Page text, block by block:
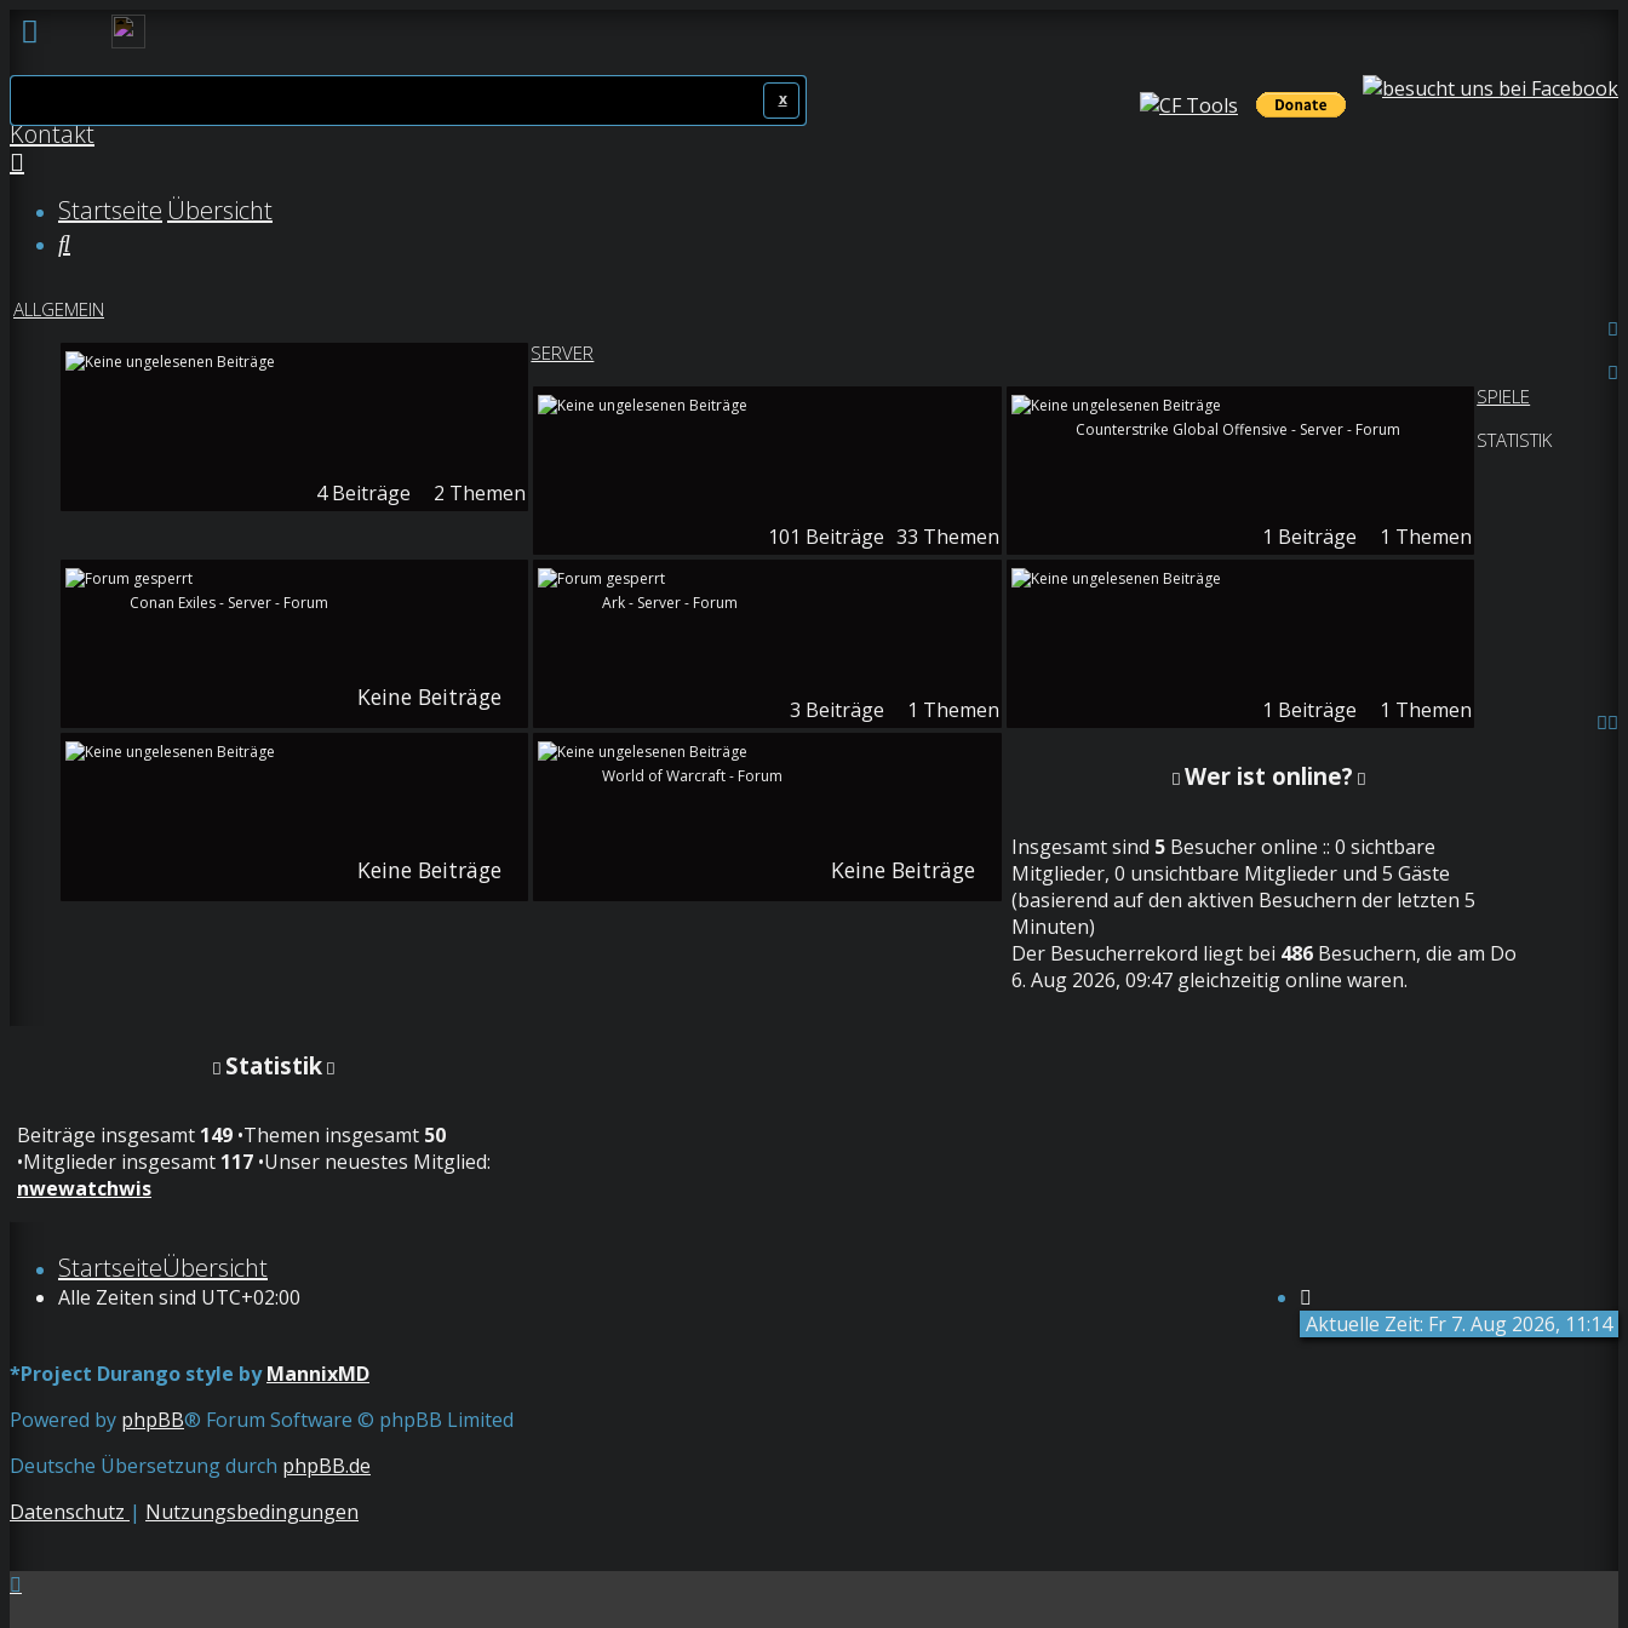
Registrieren
Themen
Aktive
x
x
x
x
Kontakt
Startseite Übersicht
Suche
ALLGEMEIN
2 Themen
4Beiträge
SERVER
33 Themen
101 Beiträge
Counterstrike Global Offensive - Server - Forum
1 Themen
1 Beiträge
Conan Exiles - Server - Forum
Keine Beiträge
Ark - Server - Forum
1 Themen
3 Beiträge 1 Themen
1 Beiträge
Keine Beiträge
SPIELE
World of Warcraft - Forum
Keine Beiträge
STATISTIK
Wer ist online?
Insgesamt sind 5Besucher online :: 0 sichtbare
Mitglieder, 0 unsichtbare Mitglieder und 5 Gäste
(basierend auf den aktiven Besuchern der letzten 5
Minuten)
Der Besucherrekord liegt bei 486Besuchern, die am Do
6. Aug 2026, 09:47 gleichzeitig online waren.
Statistik
Beiträge insgesamt 149 •Themen insgesamt 50
•Mitglieder insgesamt 117 •Unser neuestes Mitglied:
nwewatchwis
StartseiteÜbersicht
Aktuelle Zeit: Fr 7. Aug 2026, 11:14
Alle Zeiten sind UTC+02:00
*Project Durango style byMannixMD
Powered by phpBB® Forum Software © phpBB Limited
Deutsche Übersetzung durch phpBB.de
Datenschutz | Nutzungsbedingungen